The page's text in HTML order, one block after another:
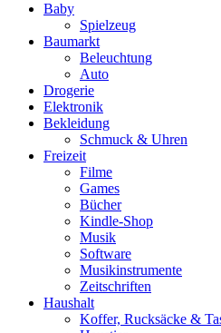
Baby
Spielzeug
Baumarkt
Beleuchtung
Auto
Drogerie
Elektronik
Bekleidung
Schmuck & Uhren
Freizeit
Filme
Games
Bücher
Kindle-Shop
Musik
Software
Musikinstrumente
Zeitschriften
Haushalt
Koffer, Rucksäcke &